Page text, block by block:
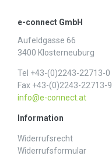
e-connect GmbH
Aufeldgasse 66
3400 Klosterneuburg
Tel +43-(0)2243-22713-0
Fax +43-(0)2243-22713-9
info@e-connect.at
Information
Widerrufs­recht
Widerrufs­formular